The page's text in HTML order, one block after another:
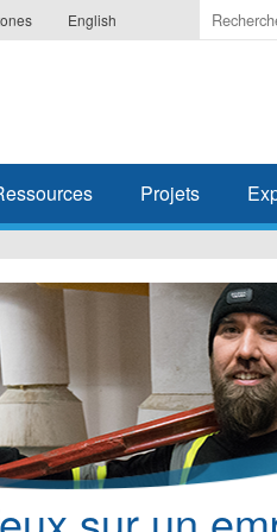
English
Indiquer
les
Projets